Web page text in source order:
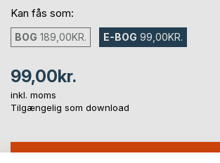
Kan fås som:
BOG 189,00KR. E-BOG 99,00KR.
99,00kr.
inkl. moms
Tilgængelig som download